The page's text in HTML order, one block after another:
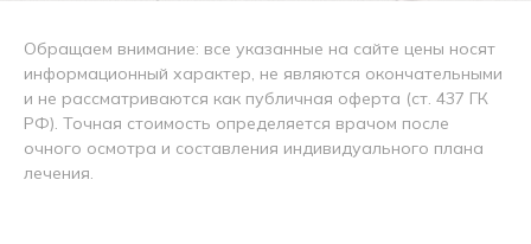
Обращаем внимание: все указанные на сайте цены носят
информационный характер, не являются окончательными
и не рассматриваются как публичная оферта (ст. 437 ГК
РФ). Точная стоимость определяется врачом после
очного осмотра и составления индивидуального плана
лечения.